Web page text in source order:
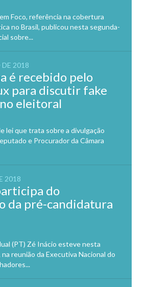
Foco, referência na cobertura
no Brasil, publicou nesta segunda-
sobre...
DE 2018
é recebido pelo
para discutir fake
eleitoral
lei que trata sobre a divulgação
e Procurador da Câmara
2018
do
da pré-candidatura
(PT) Zé Inácio esteve nesta
reunião da Executiva Nacional do